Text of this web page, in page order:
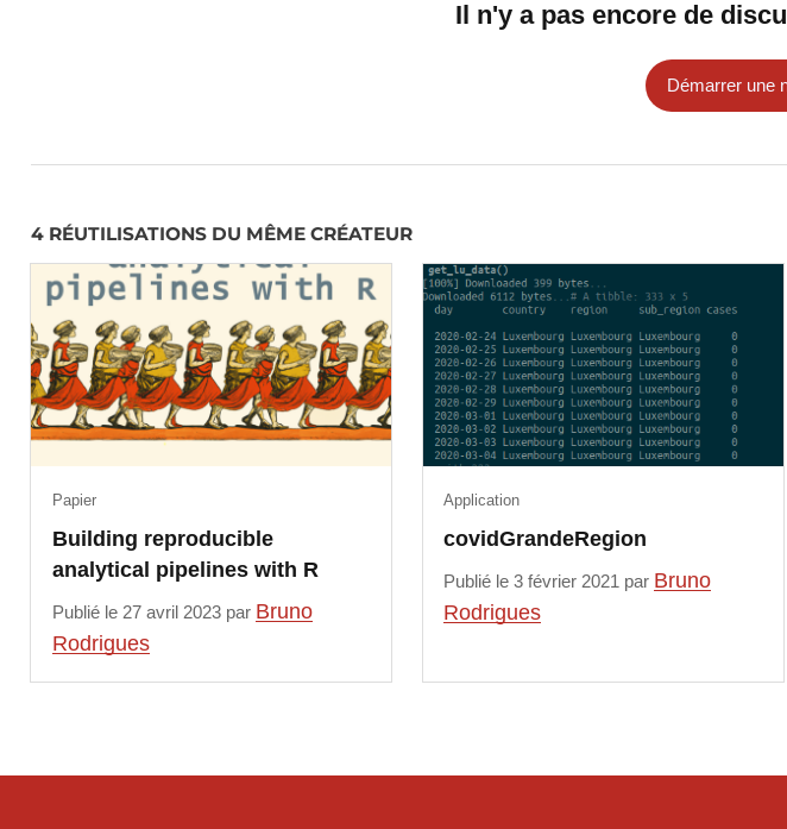
Il n'y a pas encore de
Démarrer une
4 RÉUTILISATIONS DU MÊME CRÉATEUR
Building reproducible
analytical pipelines with R
Papier
Publié le 27 avril 2023 par Bruno
Rodrigues
covidGrandeRegion
Application
Publié le 3 février 2021 par Bruno
Rodrigues